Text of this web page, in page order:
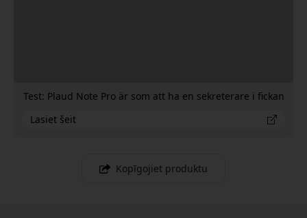
Test: Plaud Note Pro är som att ha en sekreterare i fickan
Lasiet šeit
Kopīgojiet produktu